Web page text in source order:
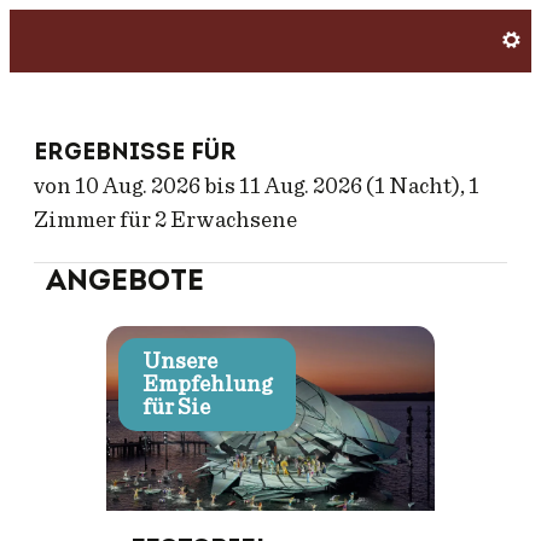
Hotel am
Ergebnisse für
von 10 Aug. 2026 bis 11 Aug. 2026 (1 Nacht), 1
Zimmerfür 2 Erwachsene
Angebote
Unsere
Empfehlung
für Sie